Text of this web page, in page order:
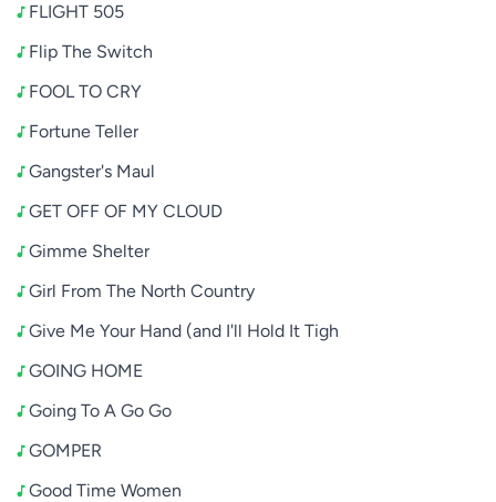
FLIGHT 505
Flip The Switch
FOOL TO CRY
Fortune Teller
Gangster's Maul
GET OFF OF MY CLOUD
Gimme Shelter
Girl From The North Country
Give Me Your Hand (and I'll Hold It Tigh
GOING HOME
Going To A Go Go
GOMPER
Good Time Women